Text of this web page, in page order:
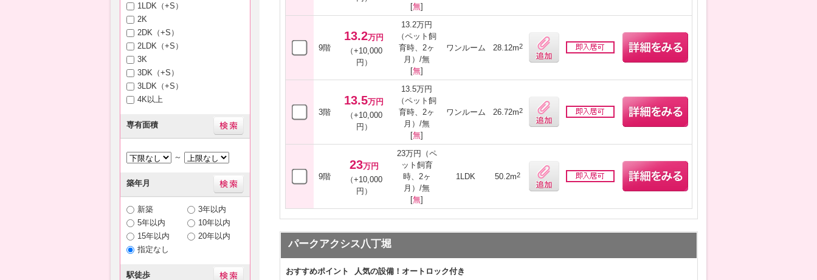
1LDK（+S）
2K
2DK（+S）
2LDK（+S）
3K
3DK（+S）
3LDK（+S）
4K以上
専有面積
～
築年月
新築
3年以内
5年以内
10年以内
15年以内
20年以内
指定なし
駅徒歩
[無]
9階
13.2万円
（+10,000
円）
13.2万円
（ペット飼
育時、2ヶ
月）/無
[無]
ワンルーム 28.12m2
3階
13.5万円
（+10,000
円）
13.5万円
（ペット飼
育時、2ヶ
月）/無
[無]
ワンルーム 26.72m2
9階
23万円
（+10,000
円）
23万円（ペ
ット飼育
時、2ヶ
月）/無
[無]
1LDK 50.2m2
パークアクシス八丁堀
おすすめポイント 人気の設備！オートロック付き